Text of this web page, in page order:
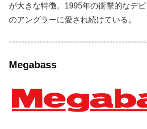
が大きな特徴。1995年の衝撃的なデ
のアングラーに愛され続けている。
Megabass